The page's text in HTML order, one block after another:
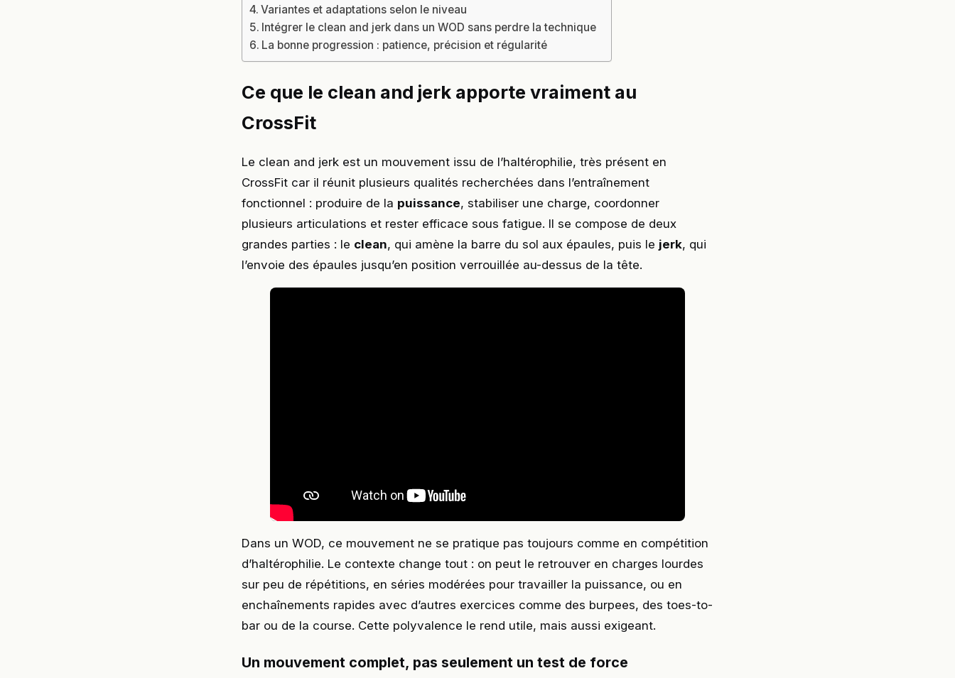
Variantes et adaptations selon le niveau
Intégrer le clean and jerk dans un WOD sans perdre la technique
La bonne progression : patience, précision et régularité
Ce que le clean and jerk apporte vraiment au
CrossFit
Le clean and jerk est un mouvement issu de l’haltérophilie, très présent en
CrossFit car il réunit plusieurs qualités recherchées dans l’entraînement
fonctionnel : produire de la puissance, stabiliser une charge, coordonner
plusieurs articulations et rester efficace sous fatigue. Il se compose de deux
grandes parties : le clean, qui amène la barre du sol aux épaules, puis le jerk, qui
l’envoie des épaules jusqu’en position verrouillée au-dessus de la tête.
Dans un WOD, ce mouvement ne se pratique pas toujours comme en compétition
d’haltérophilie. Le contexte change tout : on peut le retrouver en charges lourdes
sur peu de répétitions, en séries modérées pour travailler la puissance, ou en
enchaînements rapides avec d’autres exercices comme des burpees, des toes-to-
bar ou de la course. Cette polyvalence le rend utile, mais aussi exigeant.
Un mouvement complet, pas seulement un test de force